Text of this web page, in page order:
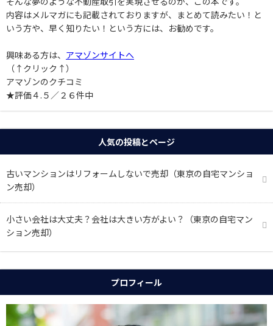
内容はメルマガにも記載されておりますが、まとめて読みたい！と
いう方や、早く知りたい！という方には、お勧めです。
興味ある方は、 アマゾンサイトへ
（↑クリック↑）
アマゾンのクチコミ
★評価４.５／２６件中
人気の投稿とページ
古いマンションはリフォームしないで売却（東京の自宅マンショ
ン売却）
小さい会社は大丈夫？会社は大きい方がよい？（東京の自宅マン
ション売却）
プロフィール